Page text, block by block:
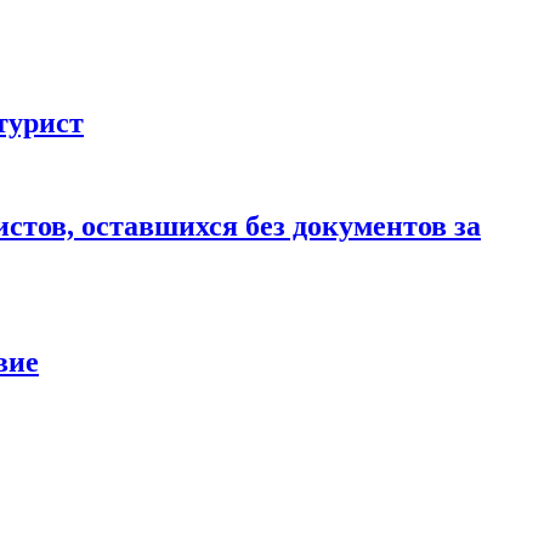
оставшихся без документов за